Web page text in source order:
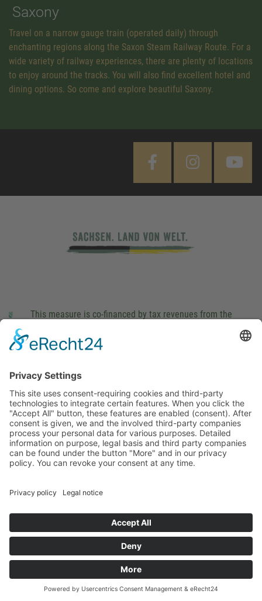
Saxony
Travel on a narrow gauge train (operated daily) through
enchanting regions along the Saxon Steam Railway Route. For a
wide variety of railway experiences, there are plenty of locations
to enjoy around the tracks. You will also find excellent hotel and
dining options. So come and explore beautiful Saxony.
This measure is co-financed by tax revenues from the
Landtag (parliament).
This site uses consent-requiring cookies and third-party
technologies to integrate certain features. When you click the
"Accept All" button, these features are enabled (consent).
After consent is given, we and the involved third-party
companies process your personal data for various purposes.
companies can be found under the button "More" and in our
DENY ACCEPT MORE
Legal notice Privacy policy